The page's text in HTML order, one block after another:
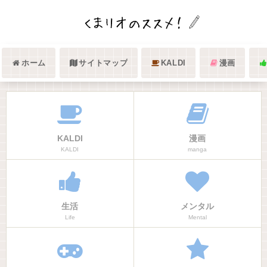
ホーム サイトマップ KALDI 漫画
KALDI
KALDI
漫画
manga
生活
Life
メンタル
Mental